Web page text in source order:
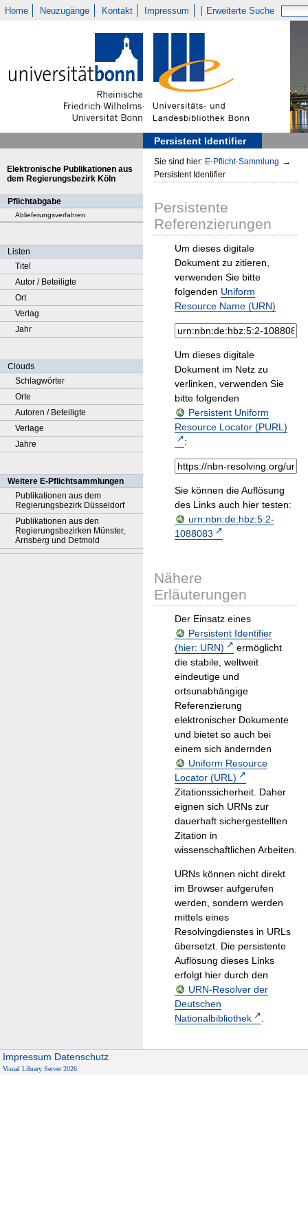
Home Neuzugänge Kontakt Impressum Erweiterte Suche
Persistent Identifier
Elektronische Publikationen aus
dem Regierungsbezirk Köln
Pflichtabgabe
Ablieferungsverfahren
Listen
Titel
Autor / Beteiligte
Ort
Verlag
Jahr
Clouds
Schlagwörter
Orte
Autoren / Beteiligte
Verlage
Jahre
Weitere E-Pflichtsammlungen
Publikationen aus dem
Regierungsbezirk Düsseldorf
Publikationen aus den
Regierungsbezirken Münster,
Arnsberg und Detmold
Sie sind hier: E-Pflicht-Sammlung →
Persistent Identifier
Persistente
Referenzierungen
Um dieses digitale
Dokument zu zitieren,
verwenden Sie bitte
folgenden Uniform
Resource Name (URN)
Um dieses digitale
Dokument im Netz zu
verlinken, verwenden Sie
bitte folgenden
Persistent Uniform
Resource Locator (PURL)
:
Sie können die Auflösung
des Links auch hier testen:
urn:nbn:de:hbz:5:2-
1088083
Nähere
Erläuterungen
Der Einsatz eines
Persistent Identifier
(hier: URN)
ermöglicht
die stabile, weltweit
eindeutige und
ortsunabhängige
Referenzierung
elektronischer Dokumente
und bietet so auch bei
einem sich ändernden
Uniform Resource
Locator (URL)
Zitationssicherheit. Daher
eignen sich URNs zur
dauerhaft sichergestellten
Zitation in
wissenschaftlichen Arbeiten.
URNs können nicht direkt
im Browser aufgerufen
werden, sondern werden
mittels eines
Resolvingdienstes in URLs
übersetzt. Die persistente
Auflösung dieses Links
erfolgt hier durch den
URN-Resolver der
Deutschen
Nationalbibliothek
.
Impressum Datenschutz
Visual Library Server 2026